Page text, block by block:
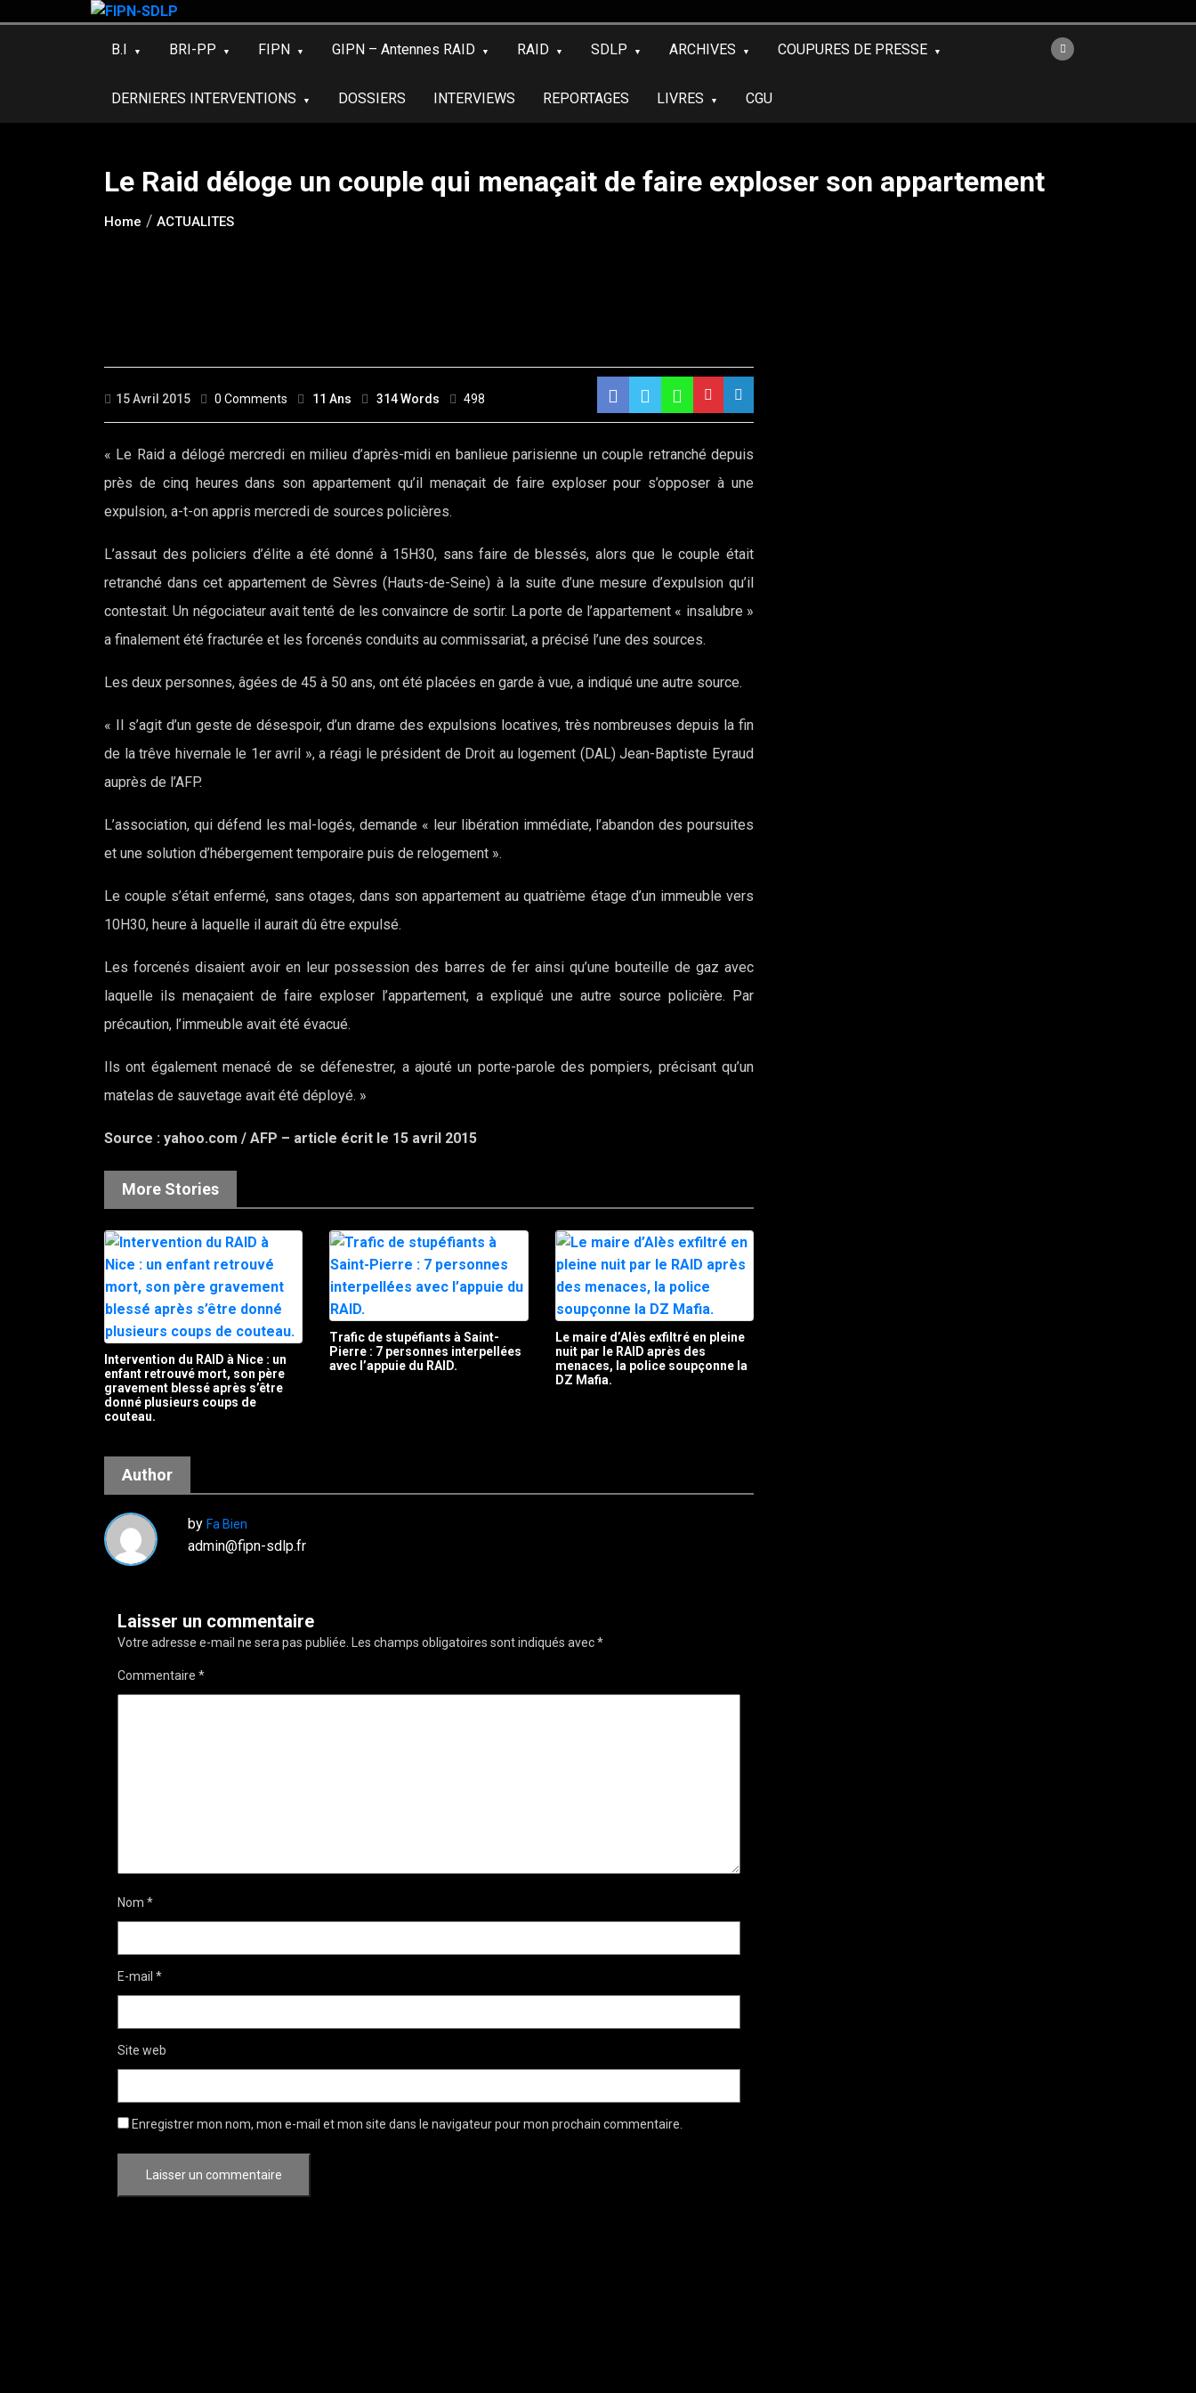
B.I BRI-PP FIPN GIPN – Antennes RAID RAID SDLP ARCHIVES COUPURES DE PRESSE
DERNIERES INTERVENTIONS DOSSIERS INTERVIEWS REPORTAGES LIVRES CGU
Le Raid déloge un couple qui menaçait de faire exploser son appartement
Home ACTUALITES
15 Avril 2015 0 Comments 11 Ans 314 Words 498
« Le Raid a délogé mercredi en milieu d’après-midi en banlieue parisienne un couple retranché depuis
près de cinq heures dans son appartement qu’il menaçait de faire exploser pour s’opposer à une
expulsion, a-t-on appris mercredi de sources policières.
L’assaut des policiers d’élite a été donné à 15H30, sans faire de blessés, alors que le couple était
retranché dans cet appartement de Sèvres (Hauts-de-Seine) à la suite d’une mesure d’expulsion qu’il
contestait. Un négociateur avait tenté de les convaincre de sortir. La porte de l’appartement « insalubre »
a finalement été fracturée et les forcenés conduits au commissariat, a précisé l’une des sources.
Les deux personnes, âgées de 45 à 50 ans, ont été placées en garde à vue, a indiqué une autre source.
« Il s’agit d’un geste de désespoir, d’un drame des expulsions locatives, très nombreuses depuis la fin
de la trêve hivernale le 1er avril », a réagi le président de Droit au logement (DAL) Jean-Baptiste Eyraud
auprès de l’AFP.
L’association, qui défend les mal-logés, demande « leur libération immédiate, l’abandon des poursuites
et une solution d’hébergement temporaire puis de relogement ».
Le couple s’était enfermé, sans otages, dans son appartement au quatrième étage d’un immeuble vers
10H30, heure à laquelle il aurait dû être expulsé.
Les forcenés disaient avoir en leur possession des barres de fer ainsi qu’une bouteille de gaz avec
laquelle ils menaçaient de faire exploser l’appartement, a expliqué une autre source policière. Par
précaution, l’immeuble avait été évacué.
Ils ont également menacé de se défenestrer, a ajouté un porte-parole des pompiers, précisant qu’un
matelas de sauvetage avait été déployé. »
Source : yahoo.com / AFP – article écrit le 15 avril 2015
More Stories
Intervention du RAID à Nice : un
enfant retrouvé mort, son père
gravement blessé après s’être
donné plusieurs coups de
couteau.
Trafic de stupéfiants à Saint-
Pierre : 7 personnes interpellées
avec l’appuie du RAID.
Le maire d’Alès exfiltré en pleine
nuit par le RAID après des
menaces, la police soupçonne la
DZ Mafia.
Author
by Fa Bien
admin@fipn-sdlp.fr
Laisser un commentaire
Votre adresse e-mail ne sera pas publiée. Les champs obligatoires sont indiqués avec*
Commentaire *
Nom *
E-mail *
Site web
Enregistrer mon nom, mon e-mail et mon site dans le navigateur pour mon prochain commentaire.